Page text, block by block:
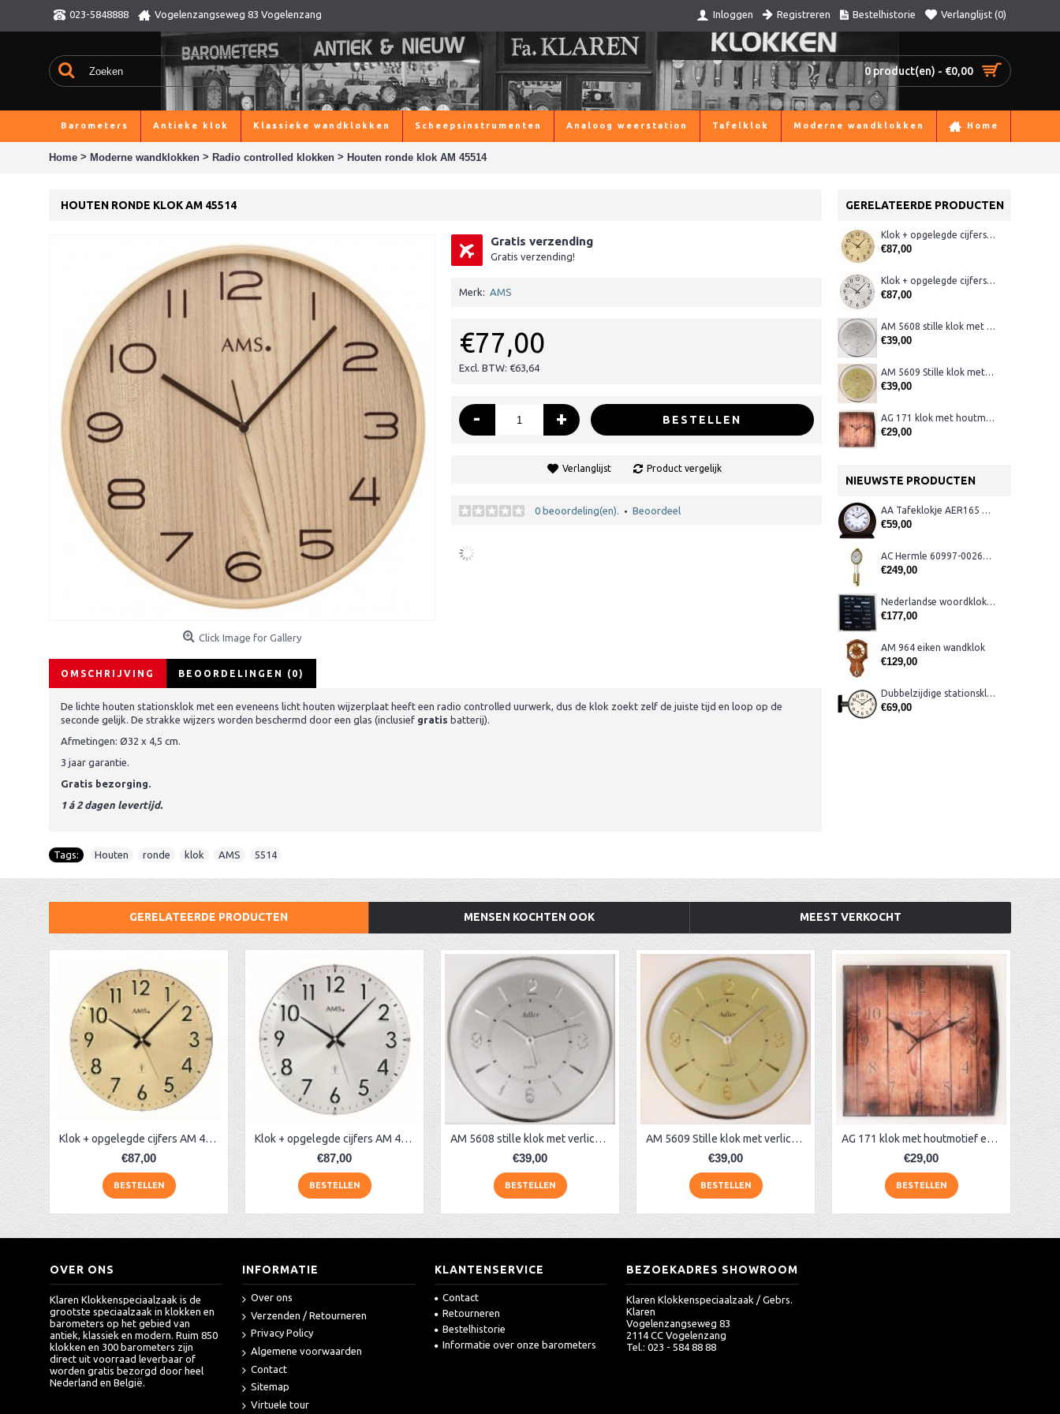
023-5848888 Vogelenzangseweg 83 Vogelenzang Inloggen Registreren Bestelhistorie Verlanglijst (0)
0 product(en) - €0,00
Barometers Antieke klok Klassieke wandklokken Scheepsinstrumenten Analoog weerstation Tafelklok Moderne wandklokken Home
Home > Moderne wandklokken > Radio controlled klokken > Houten ronde klok AM 45514
GERELATEERDE PRODUCTEN
Klok + opgelegde cijfers AM 45974, matmessing
€87,00
Klok + opgelegde cijfers AM 45973, matchroom
€87,00
AM 5608 stille klok met verlichting
€39,00
AM 5609 Stille klok met verlichting
€39,00
AG 171 klok met houtmotief en gebogen glas
€29,00
NIEUWSTE PRODUCTEN
AA Tafeklokje AER165 noten
€59,00
AC Hermle 60997-00261 wandklok
€249,00
Nederlandse woordklok zwart AMS 1265
€177,00
AM 964 eiken wandklok
€129,00
Dubbelzijdige stationsklok metaal 1879
€69,00
HOUTEN RONDE KLOK AM 45514
Click Image for Gallery
Gratis verzending
Gratis verzending!
Merk: AMS
€77,00
Excl. BTW: €63,64
- + BESTELLEN
Verlanglijst Product vergelijk
0 beoordeling(en). • Beoordeel
OMSCHRIJVING BEOORDELINGEN (0)
De lichte houten stationsklok met een eveneens licht houten wijzerplaat heeft een radio controlled uurwerk, dus de klok zoekt zelf de juiste tijd en loop op de
seconde gelijk. De strakke wijzers worden beschermd door een glas (inclusief gratis batterij).
Afmetingen: Ø32 x 4,5 cm.
3 jaar garantie.
Gratis bezorging.
1 á 2 dagen levertijd.
Tags: Houten ronde klok AMS 5514
GERELATEERDE PRODUCTEN MENSEN KOCHTEN OOK MEEST VERKOCHT
Klok + opgelegde cijfers AM 45974, matmessing
€87,00
BESTELLEN
Klok + opgelegde cijfers AM 45973, matchroom
€87,00
BESTELLEN
AM 5608 stille klok met verlichting
€39,00
BESTELLEN
AM 5609 Stille klok met verlichting
€39,00
BESTELLEN
AG 171 klok met houtmotief en gebogen glas
€29,00
BESTELLEN
OVER ONS
Klaren Klokkenspeciaalzaak is de
grootste speciaalzaak in klokken en
barometers op het gebied van
antiek, klassiek en modern. Ruim 850
klokken en 300 barometers zijn
direct uit voorraad leverbaar of
worden gratis bezorgd door heel
Nederland en België.
INFORMATIE
Over ons
Verzenden / Retourneren
Privacy Policy
Algemene voorwaarden
Contact
Sitemap
Virtuele tour
KLANTENSERVICE
Contact
Retourneren
Bestelhistorie
Informatie over onze barometers
BEZOEKADRES SHOWROOM
Klaren Klokkenspeciaalzaak / Gebrs.
Klaren
Vogelenzangseweg 83
2114 CC Vogelenzang
Tel.: 023 - 584 88 88